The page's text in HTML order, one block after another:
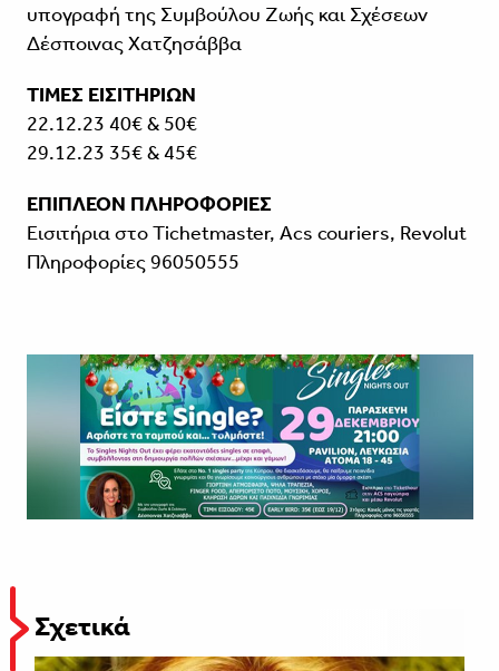
υπογραφή της Συμβούλου Ζωής και Σχέσεων
Δέσποινας Χατζησάββα
ΤΙΜΕΣ ΕΙΣΙΤΗΡΙΩΝ
22.12.23 40€ & 50€
29.12.23 35€ & 45€
ΕΠΙΠΛΕΟΝ ΠΛΗΡΟΦΟΡΙΕΣ
Εισιτήρια στο Tichetmaster, Acs couriers, Revolut
Πληροφορίες 96050555
Σχετικά